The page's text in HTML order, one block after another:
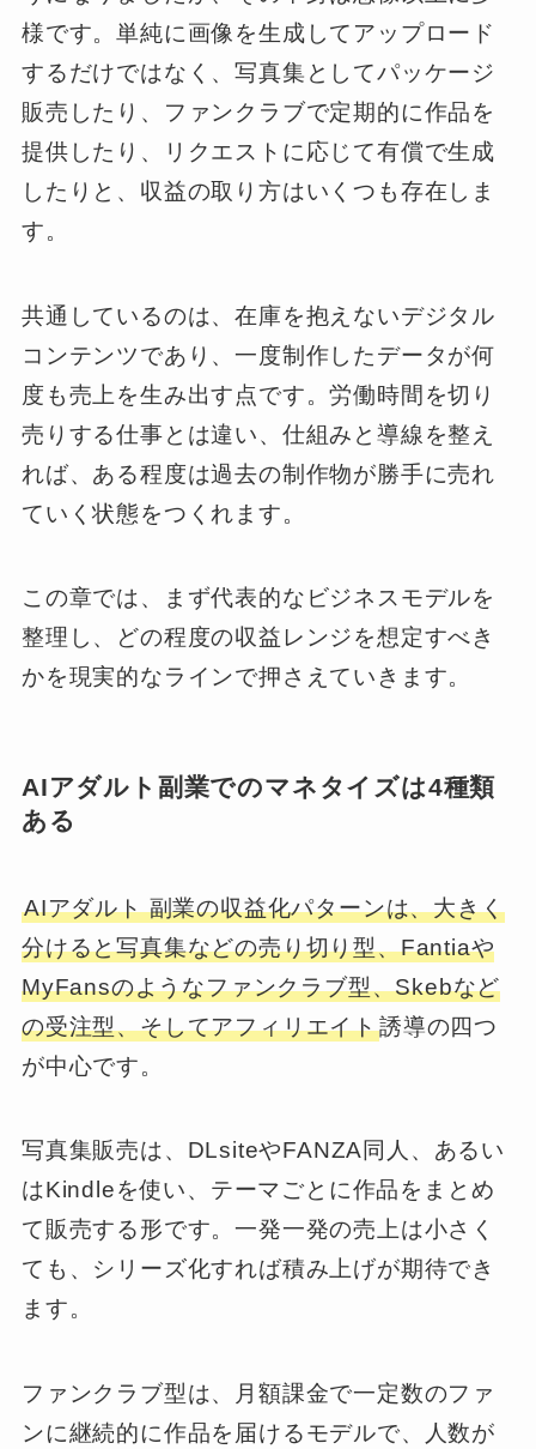
様です。単純に画像を生成してアップロード
するだけではなく、写真集としてパッケージ
販売したり、ファンクラブで定期的に作品を
提供したり、リクエストに応じて有償で生成
したりと、収益の取り方はいくつも存在しま
す。
共通しているのは、在庫を抱えないデジタル
コンテンツであり、一度制作したデータが何
度も売上を生み出す点です。労働時間を切り
売りする仕事とは違い、仕組みと導線を整え
れば、ある程度は過去の制作物が勝手に売れ
ていく状態をつくれます。
この章では、まず代表的なビジネスモデルを
整理し、どの程度の収益レンジを想定すべき
かを現実的なラインで押さえていきます。
AIアダルト副業でのマネタイズは4種類
ある
AIアダルト 副業の収益化パターンは、大きく
分けると写真集などの売り切り型、Fantiaや
MyFansのようなファンクラブ型、Skebなど
の受注型、そしてアフィリエイト誘導の四つ
が中心です。
写真集販売は、DLsiteやFANZA同人、あるい
はKindleを使い、テーマごとに作品をまとめ
て販売する形です。一発一発の売上は小さく
ても、シリーズ化すれば積み上げが期待でき
ます。
ファンクラブ型は、月額課金で一定数のファ
ンに継続的に作品を届けるモデルで、人数が